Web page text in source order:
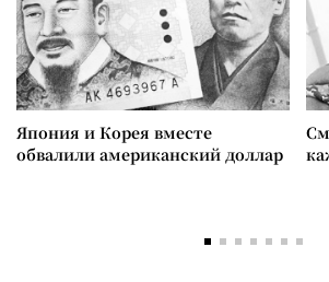
Япония и Корея вместе
обвалили американский доллар